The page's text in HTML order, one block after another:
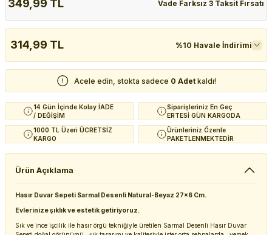
349,99 TL Vade Farksız 3 Taksit Fırsatı
314,99 TL %10 Havale İndirimi
Acele edin, stokta sadece 0 Adet kaldı!
14 Gün İçinde Kolay İADE
/ DEĞİŞİM
Siparişleriniz En Geç
ERTESİ GÜN KARGODA
1000 TL Üzeri ÜCRETSİZ
KARGO
Ürünleriniz Özenle
PAKETLENMEKTEDİR
Ürün Açıklama
Hasır Duvar Sepeti Sarmal Desenli Natural-Beyaz 27x6 Cm.
Evlerinize şıklık ve estetik getiriyoruz.
Sık ve ince işcilik ile hasır örgü tekniğiyle üretilen Sarmal Desenli Hasır Duvar